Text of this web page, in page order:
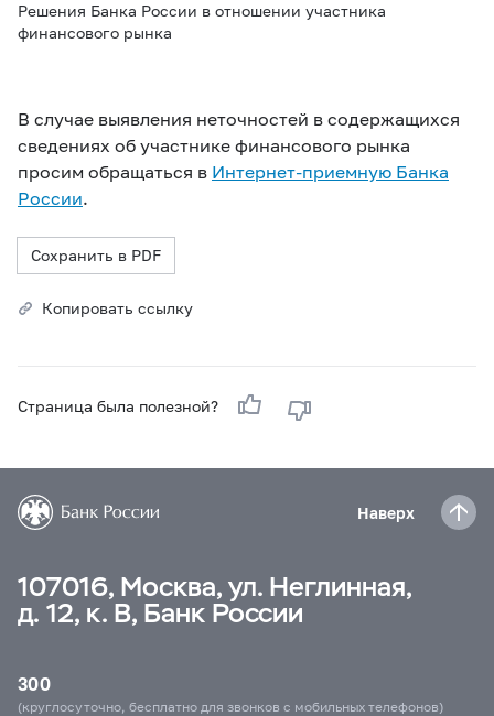
Решения Банка России в отношении участника
финансового рынка
В случае выявления неточностей в содержащихся
сведениях об участнике финансового рынка
просим обращаться в Интернет-приемную Банка
России.
Сохранить в PDF
Копировать ссылку
Страница была полезной?
Наверх
107016, Москва, ул. Неглинная,
д. 12, к. В, Банк России
300
(круглосуточно, бесплатно для звонков с мобильных телефонов)